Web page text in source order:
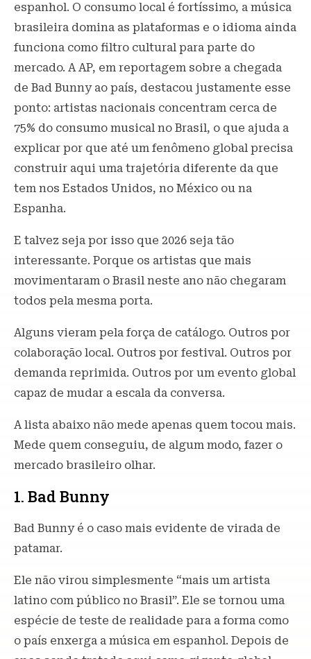
espanhol. O consumo local é fortíssimo, a música
brasileira domina as plataformas e o idioma ainda
funciona como filtro cultural para parte do
mercado. A AP, em reportagem sobre a chegada
de Bad Bunny ao país, destacou justamente esse
ponto: artistas nacionais concentram cerca de
75% do consumo musical no Brasil, o que ajuda a
explicar por que até um fenômeno global precisa
construir aqui uma trajetória diferente da que
tem nos Estados Unidos, no México ou na
Espanha.
E talvez seja por isso que 2026 seja tão
interessante. Porque os artistas que mais
movimentaram o Brasil neste ano não chegaram
todos pela mesma porta.
Alguns vieram pela força de catálogo. Outros por
colaboração local. Outros por festival. Outros por
demanda reprimida. Outros por um evento global
capaz de mudar a escala da conversa.
A lista abaixo não mede apenas quem tocou mais.
Mede quem conseguiu, de algum modo, fazer o
mercado brasileiro olhar.
1. Bad Bunny
Bad Bunny é o caso mais evidente de virada de
patamar.
Ele não virou simplesmente “mais um artista
latino com público no Brasil”. Ele se tornou uma
espécie de teste de realidade para a forma como
o país enxerga a música em espanhol. Depois de